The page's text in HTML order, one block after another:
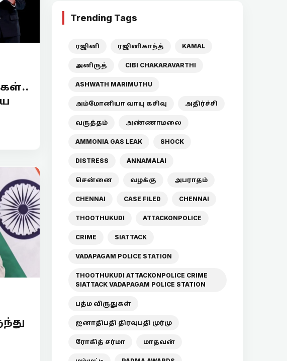
Trending Tags
ரஜினி ரஜினிகாந்த் KAMAL
அனிருத் CIBI CHAKARAVARTHI
ASHWATH MARIMUTHU
அம்மோனியா வாயு கசிவு அதிர்ச்சி
வருத்தம் அண்ணாமலை
AMMONIA GAS LEAK SHOCK
DISTRESS ANNAMALAI
சென்னை வழக்கு அபராதம்
CHENNAI CASE FILED CHENNAI
THOOTHUKUDI ATTACKONPOLICE
CRIME SIATTACK
VADAPAGAM POLICE STATION
THOOTHUKUDI ATTACKONPOLICE CRIME
SIATTACK VADAPAGAM POLICE STATION
பத்ம விருதுகள்
ஜனாதிபதி திரவுபதி முர்மு
ரோகித் சர்மா மாதவன்